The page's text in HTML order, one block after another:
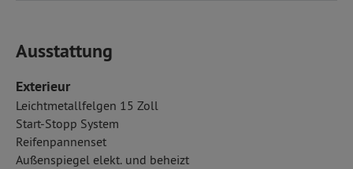
Ausstattung
Exterieur
Leichtmetallfelgen 15 Zoll
Start-Stopp System
Reifenpannenset
Außenspiegel elekt. und beheizt